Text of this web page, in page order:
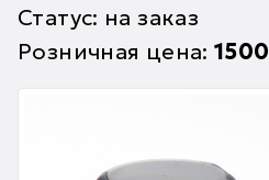
Статус: на заказ
Розничная цена:1500